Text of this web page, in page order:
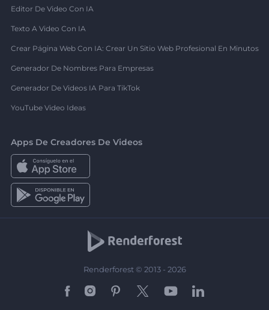
Editor De Video Con IA
Texto A Video Con IA
Crear Página Web Con IA: Crear Un Sitio Web Profesional En Minutos
Generador De Nombres Para Empresas
Generador De Videos IA Para TikTok
YouTube Video Ideas
Apps De Creadores De Videos
Renderforest © 2013 - 2026